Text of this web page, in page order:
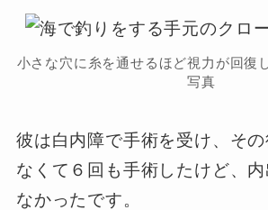
小さな穴に糸を通せるほど視力が回復
写真
彼は白内障で手術を受け、そ
なくて６回も手術したけど、
なかったです。